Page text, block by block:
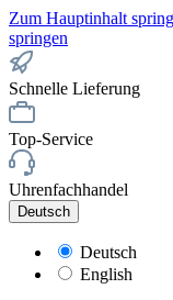
Zum Hauptinhalt
springen
Schnelle Lieferung
Top-Service
Uhrenfachhandel
Deutsch
Deutsch
English